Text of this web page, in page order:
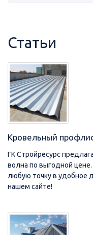
Статьи
Кровельный
ГК Стройресурс
волна по выгодной
любую точку в удобное
нашем сайте!